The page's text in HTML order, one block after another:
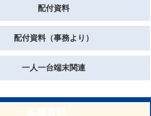
配付資料
配付資料（事務より）
一人一台端末関連